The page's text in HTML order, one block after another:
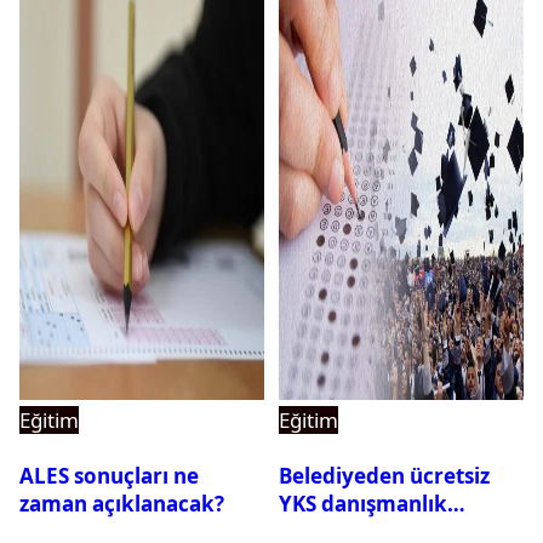
Eğitim
ALES sonuçları ne
zaman açıklanacak?
Eğitim
Belediyeden ücretsiz
YKS danışmanlık